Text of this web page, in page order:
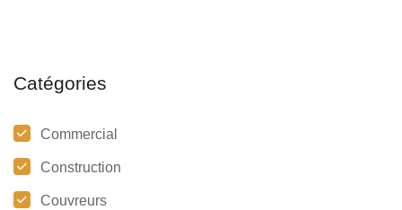
Catégories
Commercial
Construction
Couvreurs